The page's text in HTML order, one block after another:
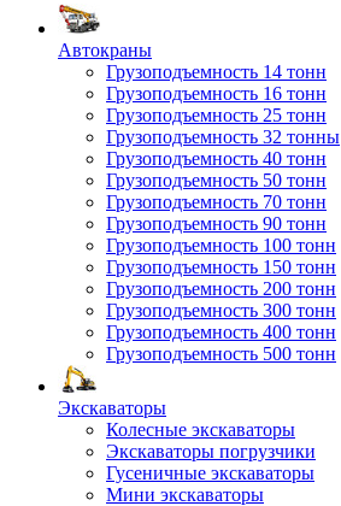
Автокраны
Грузоподъемность 14 тонн
Грузоподъемность 16 тонн
Грузоподъемность 25 тонн
Грузоподъемность 32 тонны
Грузоподъемность 40 тонн
Грузоподъемность 50 тонн
Грузоподъемность 70 тонн
Грузоподъемность 90 тонн
Грузоподъемность 100 тонн
Грузоподъемность 150 тонн
Грузоподъемность 200 тонн
Грузоподъемность 300 тонн
Грузоподъемность 400 тонн
Грузоподъемность 500 тонн
Экскаваторы
Колесные экскаваторы
Экскаваторы погрузчики
Гусеничные экскаваторы
Мини экскаваторы